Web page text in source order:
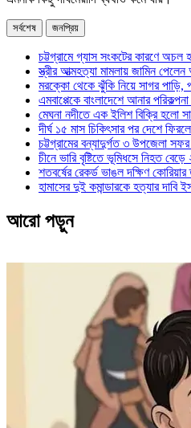
সর্বশেষ জনপ্রিয়
চট্টগ্রামে গ্যাস সংকটের কারণে
স্ত্রীর আত্মহত্যা মামলায় জামিন
মরক্কো থেকে ঝুঁকি নিয়ে সাগর পাড়ি,
এমবাপ্পেকে বাংলাদেশে আনার
মেঘনা নদীতে এক ইলিশ বিক্রি হলো
দীর্ঘ ১৫ মাস চিকিৎসার পর দেশে
চট্টগ্রামের বন্যাদুর্গত ৩ উপজেলা সফর
চীনে ভারি বৃষ্টিতে ভূমিধসে নিহত
শতবর্ষের রেকর্ড ভাঙল দক্ষিণ কোরিয়ার
হামাসের দুই কমান্ডারকে হত্যার দাবি
আরো পড়ুন